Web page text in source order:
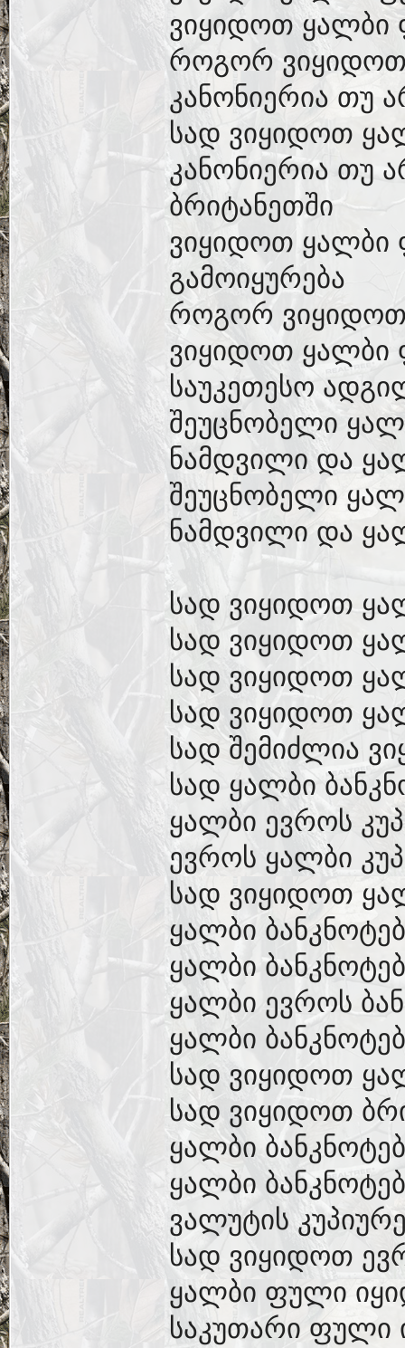
ვიყიდოთ ყალბი
როგორ
კანონიერია თუ
სად ვიყიდოთ
კანონიერია თუ
ბრიტანეთში
ვიყიდოთ
გამოიყურება
როგორ
ვიყიდოთ
საუკეთესო
შეუცნობელი
ნამდვილი და
შეუცნობელი
ნამდვილი და
სად ვიყიდოთ
სად ვიყიდოთ
სად ვიყიდოთ
სად ვიყიდოთ
სად შემიძლია
სად ყალბი
ყალბი ევროს
ევროს ყალბი
სად ვიყიდოთ
ყალბი
ყალბი
ყალბი ევროს
ყალბი
სად ვიყიდოთ
სად ვიყიდოთ
ყალბი
ყალბი
ვალუტის
სად ვიყიდოთ
ყალბი ფული
საკუთარი ფული